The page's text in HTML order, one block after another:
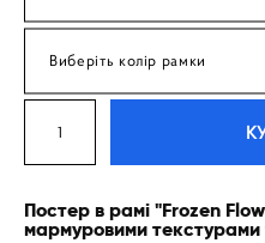
Виберіть колір рамки
Постер в рамі "Frozen
мармуровими